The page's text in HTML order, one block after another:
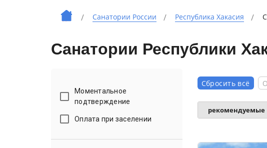
Санатории России Республика Хакасия
Санатории Республики
Моментальное
подтверждение
Оплата при заселении
Сбросить всё
рекомендуемые